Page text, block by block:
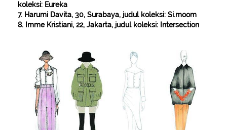
koleksi: Eureka
7. Harumi Davita, 30, Surabaya, judul koleksi: Si.moom
8. Imme Kristiani, 22, Jakarta, judul koleksi: Intersection